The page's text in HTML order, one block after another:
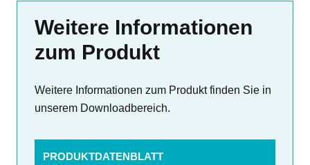
Weitere Informationen
zum Produkt
Weitere Informationen zum Produkt finden Sie in
unserem Downloadbereich.
PRODUKTDATENBLATT